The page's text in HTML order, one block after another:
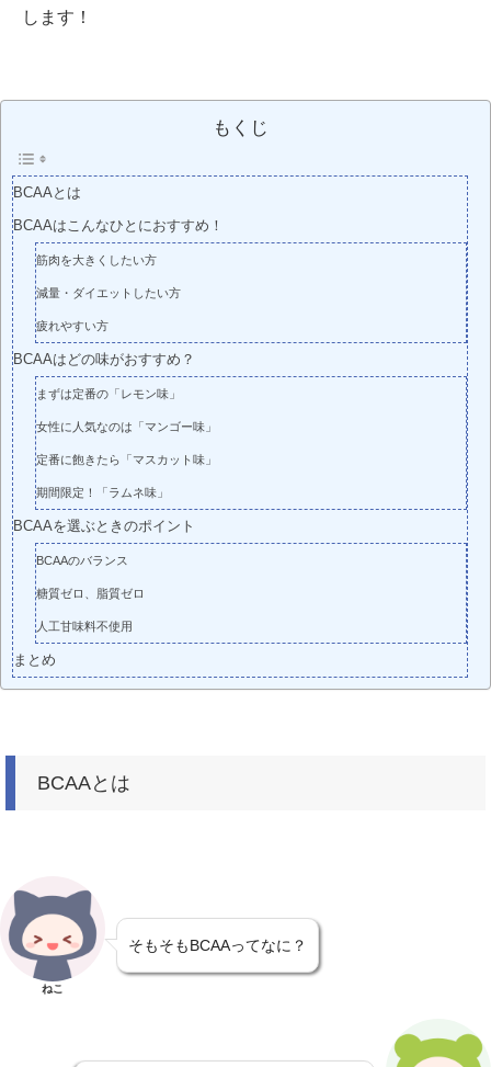
します！
もくじ
BCAAとは
BCAAはこんなひとにおすすめ！
筋肉を大きくしたい方
減量・ダイエットしたい方
疲れやすい方
BCAAはどの味がおすすめ？
まずは定番の「レモン味」
女性に人気なのは「マンゴー味」
定番に飽きたら「マスカット味」
期間限定！「ラムネ味」
BCAAを選ぶときのポイント
BCAAのバランス
糖質ゼロ、脂質ゼロ
人工甘味料不使用
まとめ
BCAAとは
ねこ
そもそもBCAAってなに？